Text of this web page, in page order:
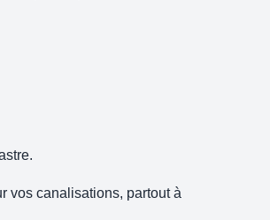
vos canalisations, partout à